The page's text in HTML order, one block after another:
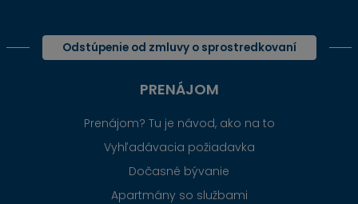
Odstúpenie od zmluvy o sprostredkovaní
PRENÁJOM
Prenájom? Tu je návod, ako na to
Vyhľadávacia požiadavka
Dočasné bývanie
Apartmány so službami